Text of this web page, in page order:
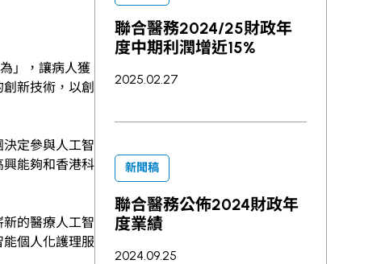
」，讓病人獲
新技術，以創
定參與人工智
能夠和香港科
的醫療人工智
個人化護理服
聯合醫務2024/25財政年
度中期利潤增近15%
2025.02.27
新聞稿
聯合醫務公佈2024財政年
度業績
2024.09.25